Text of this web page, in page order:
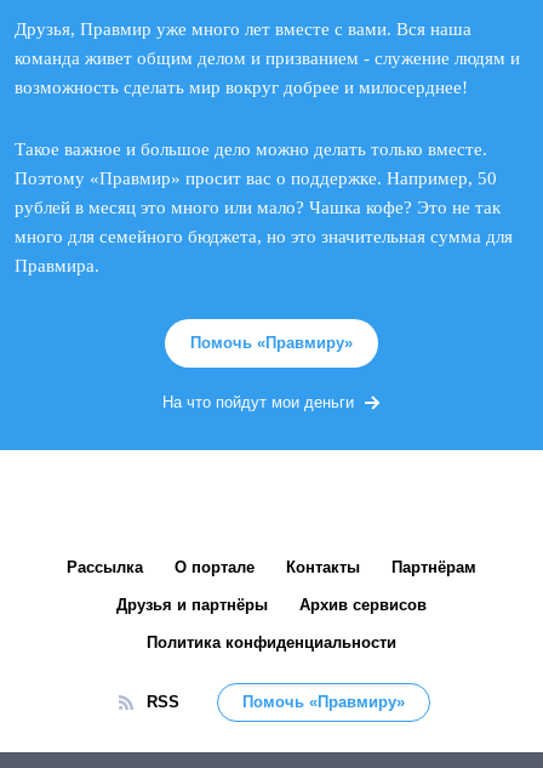
Друзья, Правмир уже много лет вместе с вами. Вся наша
команда живет общим делом и призванием - служение людям и
возможность сделать мир вокруг добрее и милосерднее!
Такое важное и большое дело можно делать только вместе.
Поэтому «Правмир» просит вас о поддержке. Например, 50
рублей в месяц это много или мало? Чашка кофе? Это не так
много для семейного бюджета, но это значительная сумма для
Правмира.
Помочь «Правмиру»
На что пойдут мои деньги
Рассылка О портале Контакты Партнёрам
Друзья и партнёры Архив сервисов
Политика конфиденциальности
RSS Помочь «Правмиру»